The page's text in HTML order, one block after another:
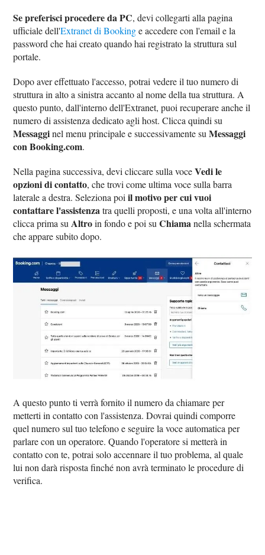
Se preferisci procedere da PC, devi collegarti alla pagina
ufficiale dell'Extranet di Bookinge accedere con l'email e la
password che hai creato quando hai registrato la struttura sul
portale.
Dopo aver effettuato l'accesso, potrai vedere il tuo numero di
struttura in alto a sinistra accanto al nome della tua struttura. A
questo punto, dall'interno dell'Extranet, puoi recuperare anche il
numero di assistenza dedicato agli host. Clicca quindi su
Messagginel menu principale e successivamente suMessaggi
con Booking.com.
Nella pagina successiva, devi cliccare sulla voceVedi le
opzioni di contatto, che trovi come ultima voce sulla barra
laterale a destra. Seleziona poiil motivo per cui vuoi
contattare l'assistenzatra quelli proposti, e una volta all'interno
clicca prima su Altroin fondo e poi suChiamanella schermata
che appare subito dopo.
A questo punto ti verrà fornito il numero da chiamare per
metterti in contatto con l'assistenza. Dovrai quindi comporre
quel numero sul tuo telefono e seguire la voce automatica per
parlare con un operatore. Quando l'operatore si metterà in
contatto con te, potrai solo accennare il tuo problema, al quale
lui non darà risposta finché non avrà terminato le procedure di
verifica.